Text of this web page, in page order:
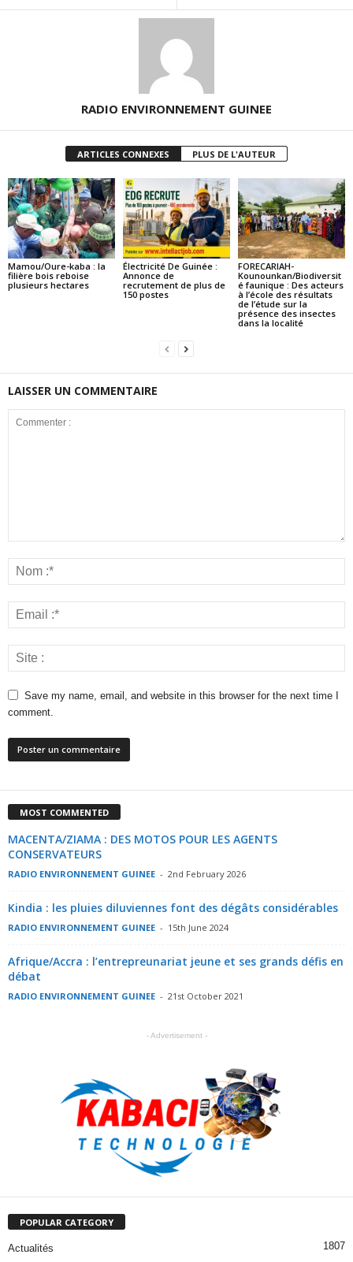
RADIO ENVIRONNEMENT GUINEE
ARTICLES CONNEXES PLUS DE L'AUTEUR
Mamou/Oure-kaba : la
filière bois reboise
plusieurs hectares
Électricité De Guinée :
Annonce de
recrutement de plus de
150 postes
FORECARIAH-
Kounounkan/Biodiversit
é faunique : Des acteurs
à l’école des résultats
de l’étude sur la
présence des insectes
dans la localité
LAISSER UN COMMENTAIRE
Save my name, email, and website in this browser for the next time I
comment.
MOST COMMENTED
MACENTA/ZIAMA : DES MOTOS POUR LES AGENTS
CONSERVATEURS
RADIO ENVIRONNEMENT GUINEE - 2nd February 2026
Kindia : les pluies diluviennes font des dégâts considérables
RADIO ENVIRONNEMENT GUINEE - 15th June 2024
Afrique/Accra : l’entrepreunariat jeune et ses grands défis en
débat
RADIO ENVIRONNEMENT GUINEE - 21st October 2021
- Advertisement -
POPULAR CATEGORY
Actualités 1807